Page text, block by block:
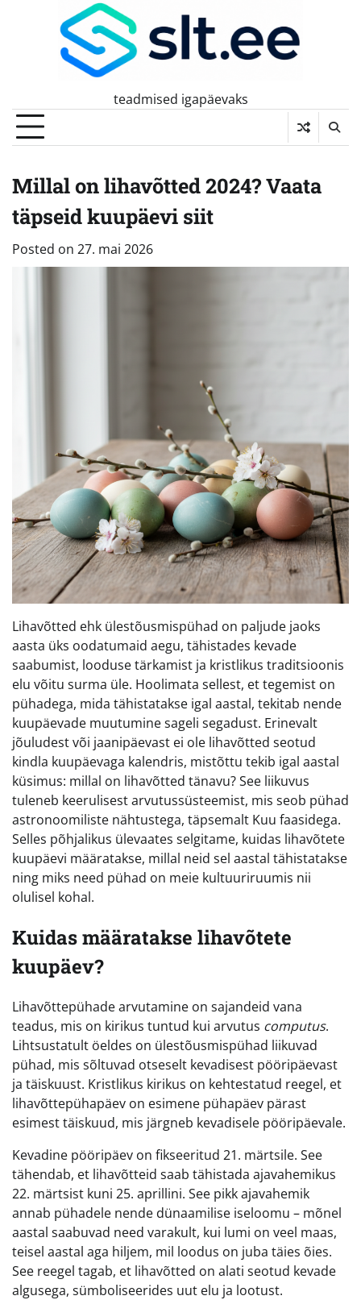
teadmised igapäevaks
Millal on lihavõtted 2024? Vaata
täpseid kuupäevi siit
Posted on 27. mai 2026
Lihavõtted ehk ülestõusmispühad on paljude jaoks
aasta üks oodatumaid aegu, tähistades kevade
saabumist, looduse tärkamist ja kristlikus traditsioonis
elu võitu surma üle. Hoolimata sellest, et tegemist on
pühadega, mida tähistatakse igal aastal, tekitab nende
kuupäevade muutumine sageli segadust. Erinevalt
jõuludest või jaanipäevast ei ole lihavõtted seotud
kindla kuupäevaga kalendris, mistõttu tekib igal aastal
küsimus: millal on lihavõtted tänavu? See liikuvus
tuleneb keerulisest arvutussüsteemist, mis seob pühad
astronoomiliste nähtustega, täpsemalt Kuu faasidega.
Selles põhjalikus ülevaates selgitame, kuidas lihavõtete
kuupäevi määratakse, millal neid sel aastal tähistatakse
ning miks need pühad on meie kultuuriruumis nii
olulisel kohal.
Kuidas määratakse lihavõtete
kuupäev?
Lihavõttepühade arvutamine on sajandeid vana
teadus, mis on kirikus tuntud kui arvutus computus.
Lihtsustatult öeldes on ülestõusmispühad liikuvad
pühad, mis sõltuvad otseselt kevadisest pööripäevast
ja täiskuust. Kristlikus kirikus on kehtestatud reegel, et
lihavõttepühapäev on esimene pühapäev pärast
esimest täiskuud, mis järgneb kevadisele pööripäevale.
Kevadine pööripäev on fikseeritud 21. märtsile. See
tähendab, et lihavõtteid saab tähistada ajavahemikus
22. märtsist kuni 25. aprillini. See pikk ajavahemik
annab pühadele nende dünaamilise iseloomu – mõnel
aastal saabuvad need varakult, kui lumi on veel maas,
teisel aastal aga hiljem, mil loodus on juba täies õies.
See reegel tagab, et lihavõtted on alati seotud kevade
algusega, sümboliseerides uut elu ja lootust.